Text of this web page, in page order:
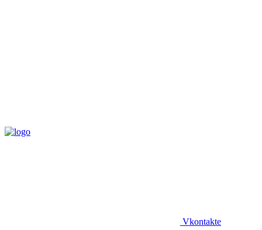
Vkontakte